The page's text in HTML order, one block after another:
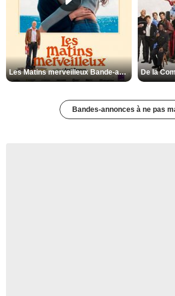
Les Matins merveilleux Bande-annonce VF
Bandes-annonces à ne pas